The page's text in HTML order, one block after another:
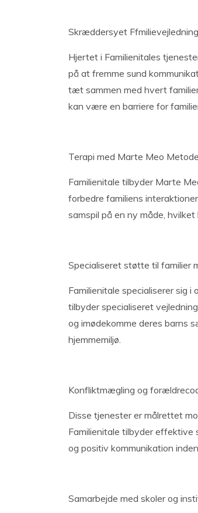
Skræddersyet Ffmilievejledning
Hjertet i Familienitales
på at fremme sund
tæt sammen med hvert
kan være en barriere for
Terapi med Marte Meo
Familienitale tilbyder Marte
forbedre familiens
samspil på en ny måde,
Specialiseret støtte til familier
Familienitale specialiserer sig
tilbyder specialiseret
og imødekomme deres barns
hjemmemiljø.
Konfliktmægling og
Disse tjenester er målrettet
Familienitale tilbyder
og positiv kommunikation
Samarbejde med skoler og